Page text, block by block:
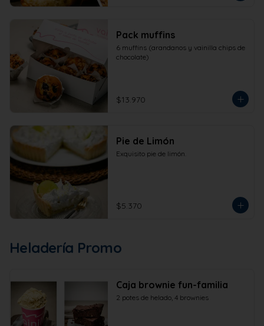
Pack muffins
6 muffins (arandanos y vainilla chips de
chocolate)
$13.970
Pie de Limón
Exquisito pie de limón.
$5.370
Heladería Promo
Caja brownie fun-familia
2 potes de helado, 4 brownies